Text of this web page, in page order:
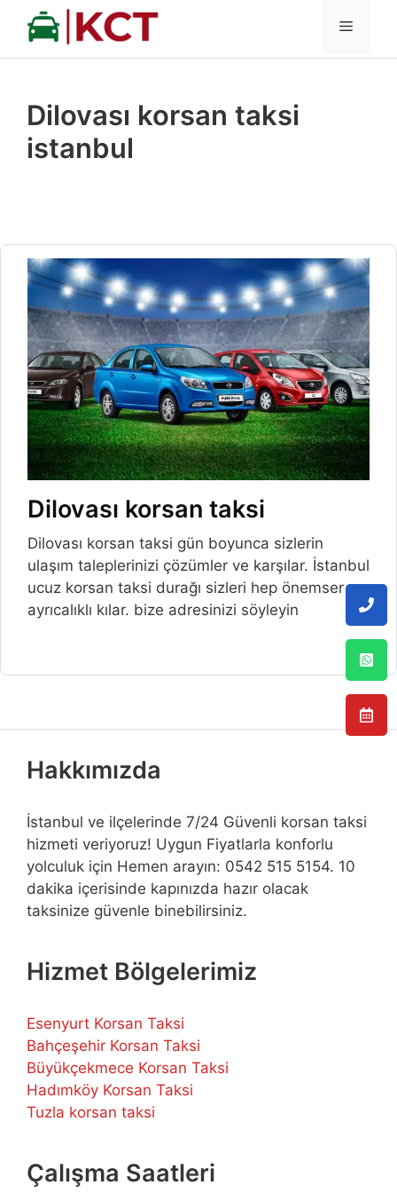
İçeriğe
MENÜ
Dilovası korsan taksi
istanbul
Dilovası korsan taksi
Dilovası korsan taksi gün boyunca sizlerin
ulaşım taleplerinizi çözümler ve karşılar. İstanbul
ucuz korsan taksi durağı sizleri hep önemser ve
ayrıcalıklı kılar. bize adresinizi söyleyin
Hakkımızda
İstanbul ve ilçelerinde 7/24 Güvenli korsan taksi
hizmeti veriyoruz! Uygun Fiyatlarla konforlu
yolculuk için Hemen arayın: 0542 515 5154. 10
dakika içerisinde kapınızda hazır olacak
taksinize güvenle binebilirsiniz.
Hizmet Bölgelerimiz
Esenyurt Korsan Taksi
Bahçeşehir Korsan Taksi
Büyükçekmece Korsan Taksi
Hadımköy Korsan Taksi
Tuzla korsan taksi
Çalışma Saatleri